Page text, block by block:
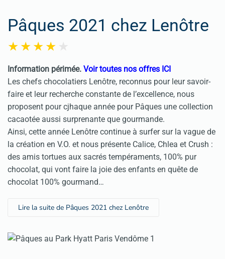
Pâques 2021 chez Lenôtre
Information périmée. Voir toutes nos offres ICI
Les chefs chocolatiers Lenôtre, reconnus pour leur savoir-
faire et leur recherche constante de l’excellence, nous
proposent pour cjhaque année pour Pâques une collection
cacaotée aussi surprenante que gourmande.
Ainsi, cette année Lenôtre continue à surfer sur la vague de
la création en V.O. et nous présente Calice, Chlea et Crush :
des amis tortues aux sacrés tempéraments, 100% pur
chocolat, qui vont faire la joie des enfants en quête de
chocolat 100% gourmand…
Lire la suite de Pâques 2021 chez Lenôtre